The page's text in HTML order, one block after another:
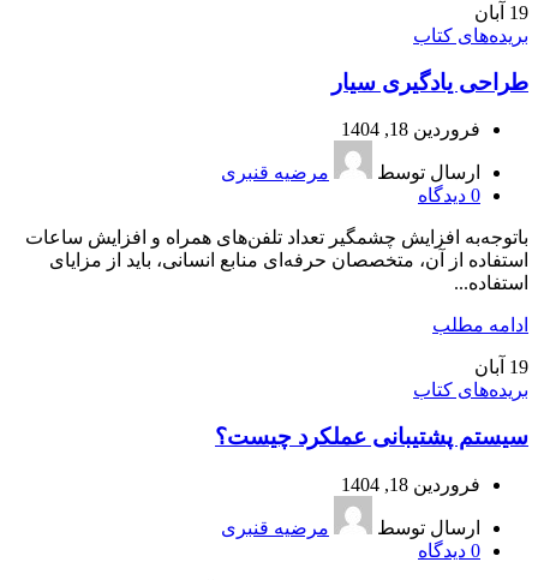
19 آبان
بریده‌های کتاب
طراحی یادگیری سیار
فروردین 18, 1404
ارسال توسط
مرضیه قنبری
0 دیدگاه
باتوجه‌به افزایش چشمگیر تعداد تلفن‌های همراه و افزایش ساعات
استفاده از آن، متخصصان حرفه‌ای منابع انسانی، باید از مزایای
استفاده...
ادامه مطلب
19 آبان
بریده‌های کتاب
سیستم پشتیبانی عملکرد چیست؟
فروردین 18, 1404
ارسال توسط
مرضیه قنبری
0 دیدگاه